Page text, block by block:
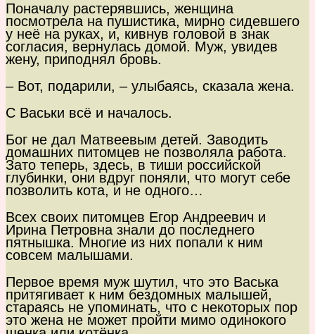
Поначалу растерявшись, женщина
посмотрела на пушистика, мирно сидевшего
у неё на руках, и, кивнув головой в знак
согласия, вернулась домой. Муж, увидев
жену, приподнял бровь.
– Вот, подарили, – улыбаясь, сказала жена.
С Васьки всё и началось.
Бог не дал Матвеевым детей. Заводить
домашних питомцев не позволяла работа.
Зато теперь, здесь, в тиши российской
глубинки, они вдруг поняли, что могут себе
позволить кота, и не одного…
Всех своих питомцев Егор Андреевич и
Ирина Петровна знали до последнего
пятнышка. Многие из них попали к ним
совсем малышами.
Первое время муж шутил, что это Васька
притягивает к ним бездомных малышей,
стараясь не упоминать, что с некоторых пор
это жена не может пройти мимо одинокого